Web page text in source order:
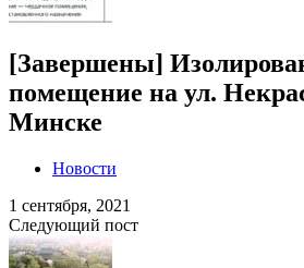
[Завершены]
помещение на ул.
Минске
Новости
1 сентября, 2021
Следующий пост